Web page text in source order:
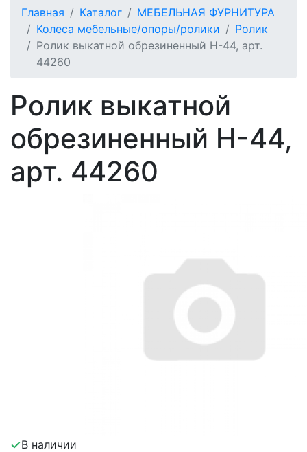
Главная Каталог
МЕБЕЛЬНАЯ ФУРНИТУРА
Колеса мебельные/опоры/ролики
Ролик
Ролик выкатной обрезиненный Н-44, арт.
44260
Ролик выкатной
обрезиненный Н-44,
арт. 44260
В наличии